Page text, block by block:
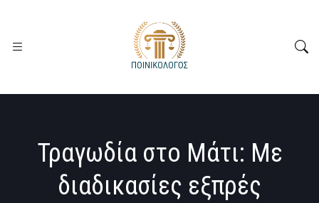
Τραγωδία στο Μάτι: Με
διαδικασίες εξπρές